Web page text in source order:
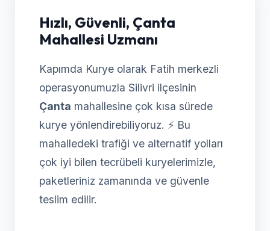
Hızlı, Güvenli, Çanta
Mahallesi Uzmanı
Kapımda Kurye olarak Fatih merkezli
operasyonumuzla Silivri ilçesinin
Çanta mahallesine çok kısa sürede
kurye yönlendirebiliyoruz. ⚡ Bu
mahalledeki trafiği ve alternatif yolları
çok iyi bilen tecrübeli kuryelerimizle,
paketleriniz zamanında ve güvenle
teslim edilir.